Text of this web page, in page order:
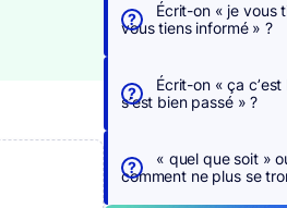
Écrit-on « je vous
vous tiens informé » ?
Écrit-on « ça
s’est bien passé » ?
« quel que soit »
comment ne plus se